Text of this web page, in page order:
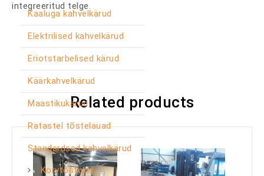
Kaaluga kahvelkärud
Elektrilised kahvelkärud
Eriotstarbelised kärud
Käärkahvelkärud
Maastikukärud
Ratastel tõstelauad
Standardsed kahvelkärud
Korvtõstukid
integreeritud telge.
Related products